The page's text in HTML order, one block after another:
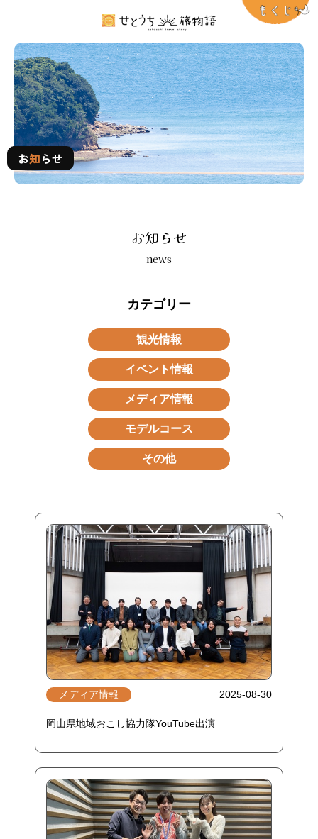
お知らせ
お知らせ
お知らせ
news
カテゴリー
観光情報
イベント情報
メディア情報
モデルコース
その他
メディア情報 2025-08-30
岡山県地域おこし協力隊YouTube出演